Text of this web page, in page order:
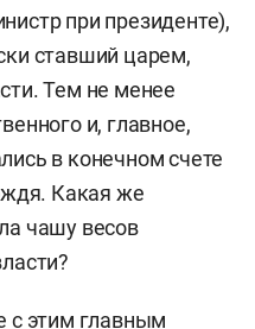
при президенте),
ставший царем,
Тем не менее
и, главное,
в конечном счете
Какая же
чашу весов
с этим главным